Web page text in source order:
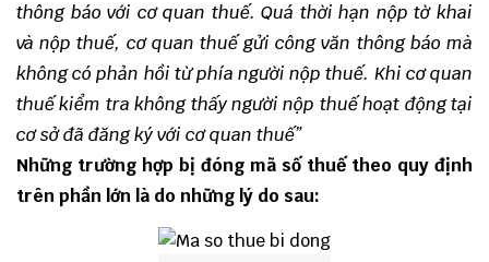
thông báo với cơ quan thuế.Quá thời hạn nộp tờ khai
và nộp thuế, cơ quan thuế gửi công văn thông báo mà
không có phản hồi từ phía người nộp thuế. Khi cơ quan
thuế kiểm tra không thấy người nộp thuế hoạt động tại
cơ sở đã đăng ký với cơ quan thuế”
Những trường hợp bị đóng mã số thuế theo quy định
trên phần lớn là do những lý do sau: